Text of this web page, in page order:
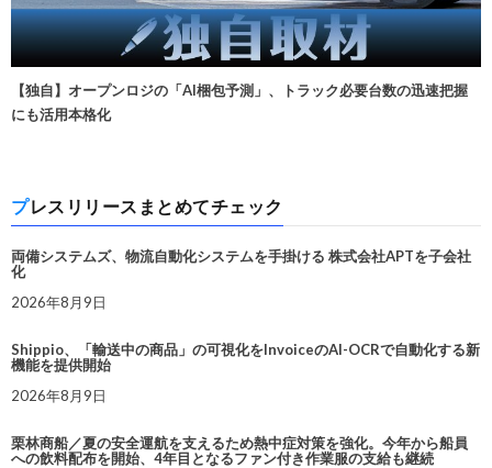
【独自】オープンロジの「AI梱包予測」、トラック必要台数の迅速把握
にも活用本格化
プレスリリースまとめてチェック
両備システムズ、物流自動化システムを手掛ける 株式会社APTを子会社
化
2026年8月9日
Shippio、「輸送中の商品」の可視化をInvoiceのAI-OCRで自動化する新
機能を提供開始
2026年8月9日
栗林商船／夏の安全運航を支えるため熱中症対策を強化。今年から船員
への飲料配布を開始、4年目となるファン付き作業服の支給も継続